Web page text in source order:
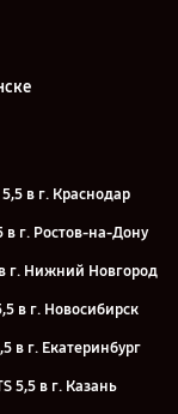
в г. Краснодар
в г. Ростов-на-Дону
г. Нижний Новгород
в г. Новосибирск
в г. Екатеринбург
5,5 в г. Казань